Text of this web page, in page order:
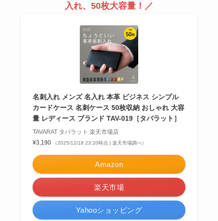
入れ、50枚大容量！／
名刺入れ メンズ 名入れ 本革 ビジネス シンプル
カードケース 名刺ケース 50枚収納 おしゃれ 大容
量 レディース ブランド TAV-019［タバラット］
TAVARAT タバラット 楽天市場店
¥3,190
（2025/12/18 23:20時点 | 楽天市場調べ）
Amazon
楽天市場
Yahooショッピング